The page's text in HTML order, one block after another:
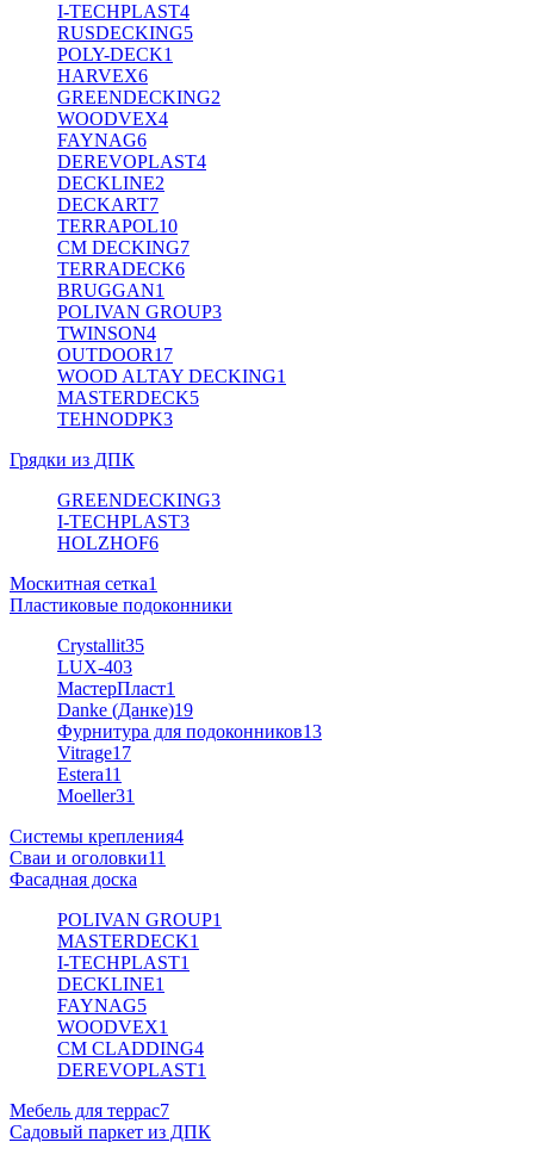
I-TECHPLAST4
RUSDECKING5
POLY-DECK1
HARVEX6
GREENDECKING2
WOODVEX4
FAYNAG6
DEREVOPLAST4
DECKLINE2
DECKART7
TERRAPOL10
CM DECKING7
TERRADECK6
BRUGGAN1
POLIVAN GROUP3
TWINSON4
OUTDOOR17
WOOD ALTAY DECKING1
MASTERDECK5
TEHNODPK3
Грядки из ДПК
GREENDECKING3
I-TECHPLAST3
HOLZHOF6
Москитная сетка1
Пластиковые подоконники
Crystallit35
LUX-403
МастерПласт1
Danke (Данке)19
Фурнитура для подоконников13
Vitrage17
Estera11
Moeller31
Системы крепления4
Сваи и оголовки11
Фасадная доска
POLIVAN GROUP1
MASTERDECK1
I-TECHPLAST1
DECKLINE1
FAYNAG5
WOODVEX1
CM CLADDING4
DEREVOPLAST1
Мебель для террас7
Садовый паркет из ДПК